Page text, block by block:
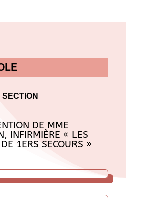
DE MME
INFIRMIÈRE « LES
1ERS SECOURS »